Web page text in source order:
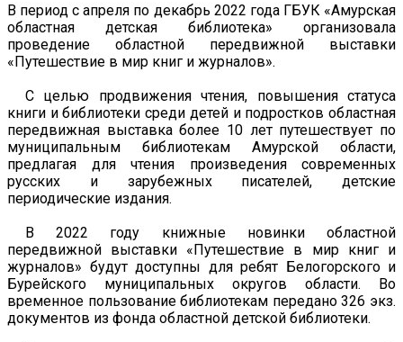
В период с апреля по декабрь 2022 года ГБУК «Амурская
областная детская библиотека» организовала
проведение областной передвижной выставки
«Путешествие в мир книг и журналов».
С целью продвижения чтения, повышения статуса
книги и библиотеки среди детей и подростков областная
передвижная выставка более 10 лет путешествует по
муниципальным библиотекам Амурской области,
предлагая для чтения произведения современных
русских и зарубежных писателей, детские
периодические издания.
В 2022 году книжные новинки областной
передвижной выставки «Путешествие в мир книг и
журналов» будут доступны для ребят Белогорского и
Бурейского муниципальных округов области. Во
временное пользование библиотекам передано 326 экз.
документов из фонда областной детской библиотеки.